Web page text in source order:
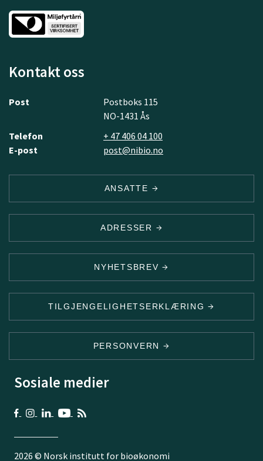
Kontakt oss
Post
Postboks 115
NO-1431 Ås
Telefon
+ 47 406 04 100
E-post
post@nibio.no
ANSATTE
ADRESSER
NYHETSBREV
TILGJENGELIGHETSERKLÆRING
PERSONVERN
Sosiale medier
2026 © Norsk institutt for bioøkonomi